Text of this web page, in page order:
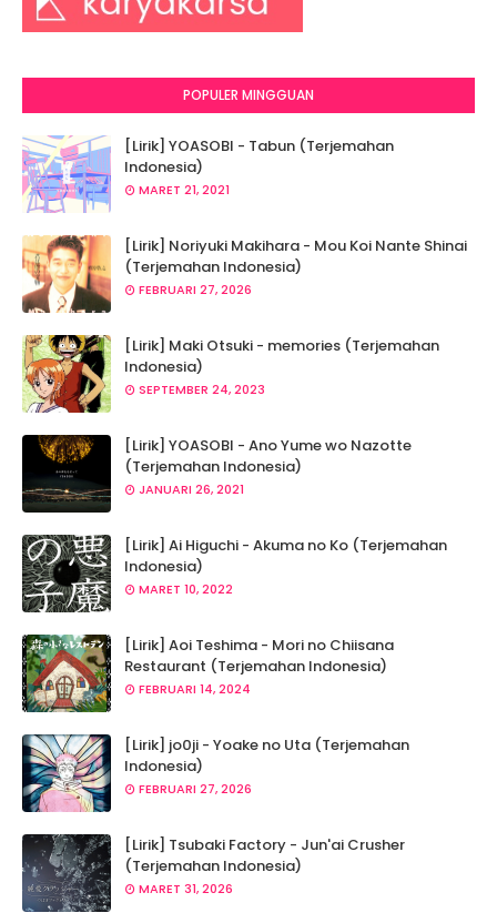
POPULER MINGGUAN
[Lirik] YOASOBI - Tabun (Terjemahan
Indonesia)
MARET 21, 2021
[Lirik] Noriyuki Makihara - Mou Koi Nante Shinai
(Terjemahan Indonesia)
FEBRUARI 27, 2026
[Lirik] Maki Otsuki - memories (Terjemahan
Indonesia)
SEPTEMBER 24, 2023
[Lirik] YOASOBI - Ano Yume wo Nazotte
(Terjemahan Indonesia)
JANUARI 26, 2021
[Lirik] Ai Higuchi - Akuma no Ko (Terjemahan
Indonesia)
MARET 10, 2022
[Lirik] Aoi Teshima - Mori no Chiisana
Restaurant (Terjemahan Indonesia)
FEBRUARI 14, 2024
[Lirik] jo0ji - Yoake no Uta (Terjemahan
Indonesia)
FEBRUARI 27, 2026
[Lirik] Tsubaki Factory - Jun'ai Crusher
(Terjemahan Indonesia)
MARET 31, 2026